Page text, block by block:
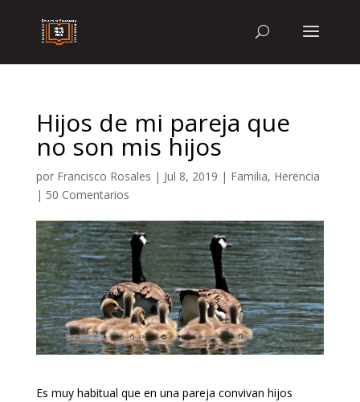
Hijos de mi pareja que
no son mis hijos
por Francisco Rosales | Jul 8, 2019 | Familia, Herencia
| 50 Comentarios
Es muy habitual que en una pareja convivan hijos